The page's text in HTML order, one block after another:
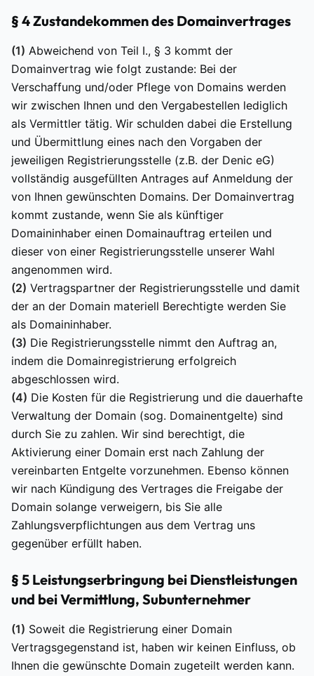
§ 4 Zustandekommen des Domainvertrages
(1) Abweichend von Teil I., § 3 kommt der
Domainvertrag wie folgt zustande: Bei der
Verschaffung und/oder Pflege von Domains werden
wir zwischen Ihnen und den Vergabestellen lediglich
als Vermittler tätig. Wir schulden dabei die Erstellung
und Übermittlung eines nach den Vorgaben der
jeweiligen Registrierungsstelle (z.B. der Denic eG)
vollständig ausgefüllten Antrages auf Anmeldung der
von Ihnen gewünschten Domains. Der Domainvertrag
kommt zustande, wenn Sie als künftiger
Domaininhaber einen Domainauftrag erteilen und
dieser von einer Registrierungsstelle unserer Wahl
angenommen wird.
(2) Vertragspartner der Registrierungsstelle und damit
der an der Domain materiell Berechtigte werden Sie
als Domaininhaber.
(3) Die Registrierungsstelle nimmt den Auftrag an,
indem die Domainregistrierung erfolgreich
abgeschlossen wird.
(4) Die Kosten für die Registrierung und die dauerhafte
Verwaltung der Domain (sog. Domainentgelte) sind
durch Sie zu zahlen. Wir sind berechtigt, die
Aktivierung einer Domain erst nach Zahlung der
vereinbarten Entgelte vorzunehmen. Ebenso können
wir nach Kündigung des Vertrages die Freigabe der
Domain solange verweigern, bis Sie alle
Zahlungsverpflichtungen aus dem Vertrag uns
gegenüber erfüllt haben.
§ 5 Leistungserbringung bei Dienstleistungen
und bei Vermittlung, Subunternehmer
(1) Soweit die Registrierung einer Domain
Vertragsgegenstand ist, haben wir keinen Einfluss, ob
Ihnen die gewünschte Domain zugeteilt werden kann.